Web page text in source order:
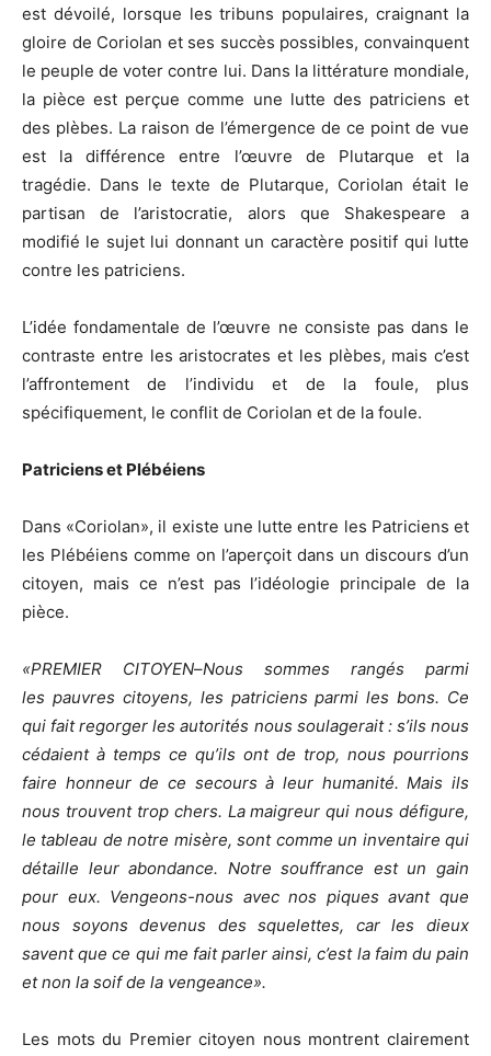
est dévoilé, lorsque les tribuns populaires, craignant la
gloire de Coriolan et ses succès possibles, convainquent
le peuple de voter contre lui. Dans la littérature mondiale,
la pièce est perçue comme une lutte des patriciens et
des plèbes. La raison de l’émergence de ce point de vue
est la différence entre l’œuvre de Plutarque et la
tragédie. Dans le texte de Plutarque, Coriolan était le
partisan de l’aristocratie, alors que Shakespeare a
modifié le sujet lui donnant un caractère positif qui lutte
contre les patriciens.
L’idée fondamentale de l’œuvre ne consiste pas dans le
contraste entre les aristocrates et les plèbes, mais c’est
l’affrontement de l’individu et de la foule, plus
spécifiquement, le conflit de Coriolan et de la foule.
Patriciens et Plébéiens
Dans «Coriolan», il existe une lutte entre les Patriciens et
les Plébéiens comme on l’aperçoit dans un discours d’un
citoyen, mais ce n’est pas l’idéologie principale de la
pièce.
«PREMIER CITOYEN–Nous sommes rangés parmi
les pauvres citoyens, les patriciens parmi les bons. Ce
qui fait regorger les autorités nous soulagerait : s’ils nous
cédaient à temps ce qu’ils ont de trop, nous pourrions
faire honneur de ce secours à leur humanité. Mais ils
nous trouvent trop chers. La maigreur qui nous défigure,
le tableau de notre misère, sont comme un inventaire qui
détaille leur abondance. Notre souffrance est un gain
pour eux. Vengeons-nous avec nos piques avant que
nous soyons devenus des squelettes, car les dieux
savent que ce qui me fait parler ainsi, c’est la faim du pain
et non la soif de la vengeance».
Les mots du Premier citoyen nous montrent clairement